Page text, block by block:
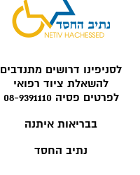
לסניפינו דרושים מתנדבים
להשאלת ציוד רפואי
לפרטים פסיה 08-9391110
בבריאות איתנה
נתיב החסד